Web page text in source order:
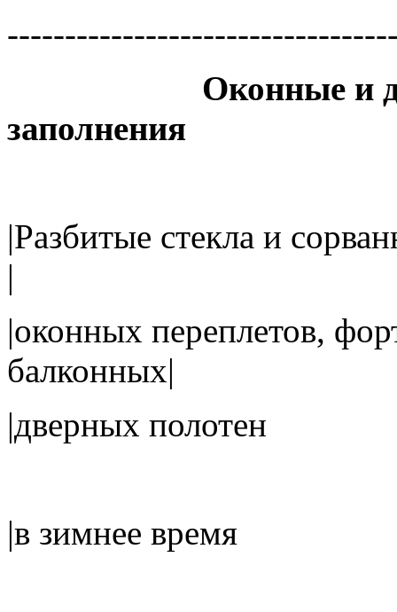
Оконные и
заполнения
|Разбитые
|
|оконных переплетов,
|дверных
|в зимнее